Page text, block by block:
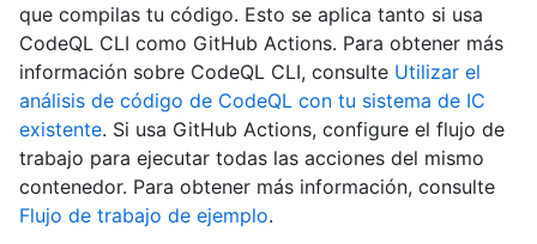
que compilas tu código. Esto se aplica tanto si usa
CodeQL CLI como GitHub Actions. Para obtener más
información sobre CodeQL CLI, consulte Utilizar el
análisis de código de CodeQL con tu sistema de IC
existente. Si usa GitHub Actions, configure el flujo de
trabajo para ejecutar todas las acciones del mismo
contenedor. Para obtener más información, consulte
Flujo de trabajo de ejemplo.